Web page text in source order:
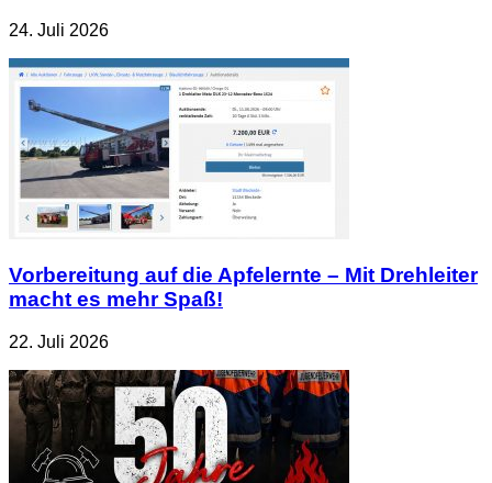
24. Juli 2026
Vorbereitung auf die Apfelernte – Mit Drehleiter
macht es mehr Spaß!
22. Juli 2026